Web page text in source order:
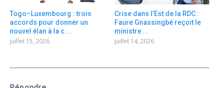
Togo–Luxembourg : trois
accords pour donner un
nouvel élan à la c ...
juillet 15, 2026
Crise dans l’Est de la RDC :
Faure Gnassingbé reçoit le
ministre ...
juillet 14, 2026